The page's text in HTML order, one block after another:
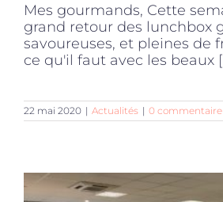
Mes gourmands, Cette
grand retour des lunchbox
savoureuses, et pleines de
ce qu'il faut avec les beaux
22 mai 2020 | Actualités | 0 commentaire